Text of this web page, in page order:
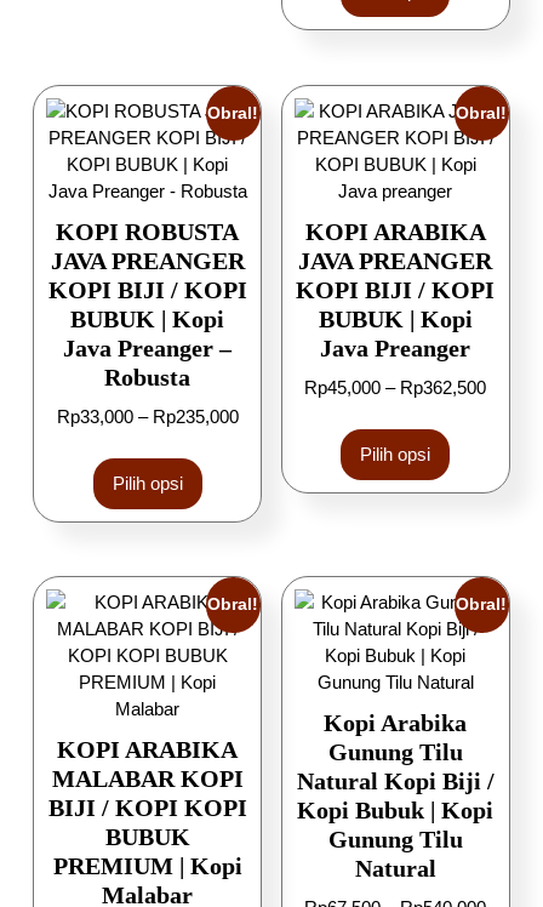
Obral!
KOPI ROBUSTA
JAVA PREANGER
KOPI BIJI / KOPI
BUBUK | Kopi
Java Preanger –
Robusta
Rp33,000 – Rp235,000
Pilih opsi
Obral!
KOPI ARABIKA
JAVA PREANGER
KOPI BIJI / KOPI
BUBUK | Kopi
Java Preanger
Rp45,000 – Rp362,500
Pilih opsi
Obral!
KOPI ARABIKA
MALABAR KOPI
BIJI / KOPI KOPI
BUBUK
PREMIUM | Kopi
Malabar
Obral!
Kopi Arabika
Gunung Tilu
Natural Kopi Biji /
Kopi Bubuk | Kopi
Gunung Tilu
Natural